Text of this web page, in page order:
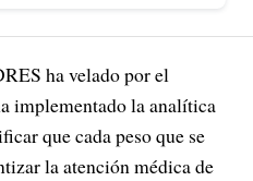
ha velado por el
implementado la analítica
que cada peso que se
la atención médica de